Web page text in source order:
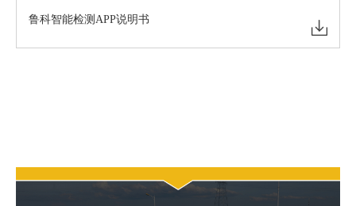
鲁科智能检测APP说明书